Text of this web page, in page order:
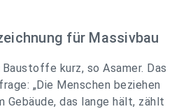
für Massivbau
kurz, so Asamer. Das
„Die Menschen beziehen
Gebäude, das lange hält, zählt